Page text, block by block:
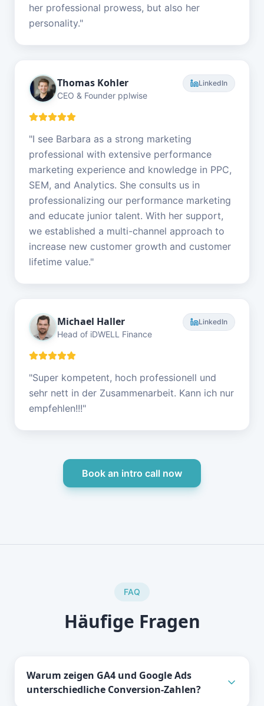
her professional prowess, but also her
personality."
Thomas Kohler
CEO & Founder pplwise
LinkedIn
"I see Barbara as a strong marketing
professional with extensive performance
marketing experience and knowledge in PPC,
SEM, and Analytics. She consults us in
professionalizing our performance marketing
and educate junior talent. With her support,
we established a multi-channel approach to
increase new customer growth and customer
lifetime value."
Michael Haller
Head of iDWELL Finance
LinkedIn
"Super kompetent, hoch professionell und
sehr nett in der Zusammenarbeit. Kann ich nur
empfehlen!!!"
Book an intro call now
FAQ
Häufige Fragen
Warum zeigen GA4 und Google Ads
unterschiedliche Conversion-Zahlen?